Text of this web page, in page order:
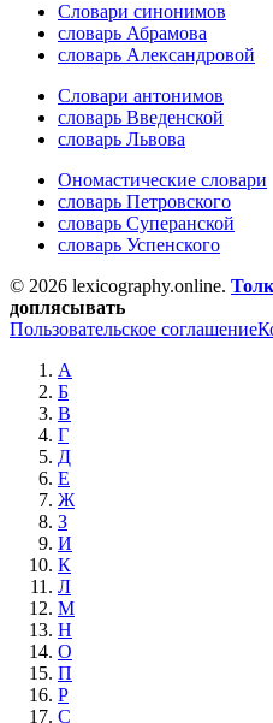
Словари синонимов
словарь Абрамова
словарь Александровой
Словари антонимов
словарь Введенской
словарь Львова
Ономастические словари
словарь Петровского
словарь Суперанской
словарь Успенского
© 2026 lexicography.online.
доплясывать
Пользовательское соглашение
А
Б
В
Г
Д
Е
Ж
З
И
К
Л
М
Н
О
П
Р
С